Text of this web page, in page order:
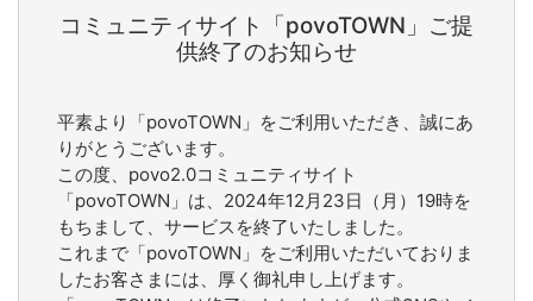
コミュニティサイト「povoTOWN」ご提
供終了のお知らせ
平素より「povoTOWN」をご利用いただき、誠にあ
りがとうございます。
この度、povo2.0コミュニティサイト
「povoTOWN」は、2024年12月23日（月）19時を
もちまして、サービスを終了いたしました。
これまで「povoTOWN」をご利用いただいておりま
したお客さまには、厚く御礼申し上げます。